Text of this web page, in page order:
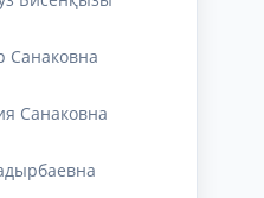
Санаковна
Санаковна